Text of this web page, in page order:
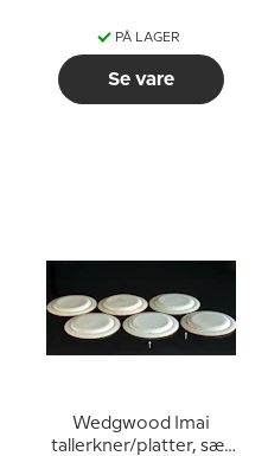
PÅ LAGER
Se vare
Wedgwood Imai
tallerkner/platter, sæt